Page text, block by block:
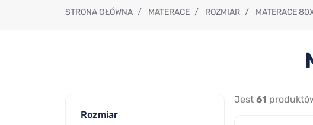
STRONA GŁÓWNA / MATERACE / ROZMIAR / MATERACE
Rozmiar
Jest 61